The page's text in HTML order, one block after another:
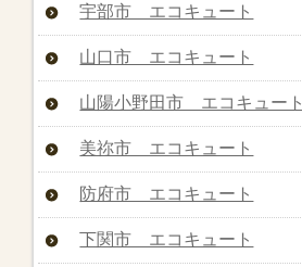
宇部市 エコキュート
山口市 エコキュート
山陽小野田市 エコキュート
美祢市 エコキュート
防府市 エコキュート
下関市 エコキュート